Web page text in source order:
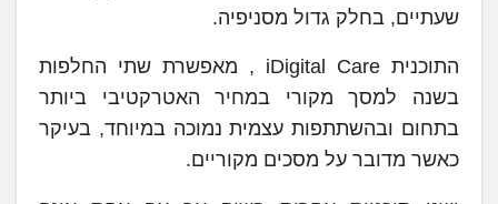
שעתיים, בחלק גדול מסניפיה.
התוכנית iDigital Care , מאפשרת שתי החלפות
בשנה למסך מקורי במחיר האטרקטיבי ביותר
בתחום ובהשתתפות עצמית נמוכה במיוחד, בעיקר
כאשר מדובר על מסכים מקוריים.